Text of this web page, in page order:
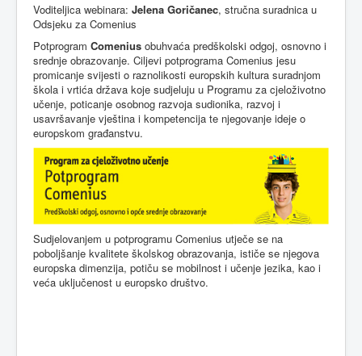
Voditeljica webinara: Jelena Goričanec, stručna suradnica u
Odsjeku za Comenius
Potprogram Comenius obuhvaća predškolski odgoj, osnovno i
srednje obrazovanje. Ciljevi potprograma Comenius jesu
promicanje svijesti o raznolikosti europskih kultura suradnjom
škola i vrtića država koje sudjeluju u Programu za cjeloživotno
učenje, poticanje osobnog razvoja sudionika, razvoj i
usavršavanje vještina i kompetencija te njegovanje ideje o
europskom građanstvu.
Sudjelovanjem u potprogramu Comenius utječe se na
poboljšanje kvalitete školskog obrazovanja, ističe se njegova
europska dimenzija, potiču se mobilnost i učenje jezika, kao i
veća uključenost u europsko društvo.